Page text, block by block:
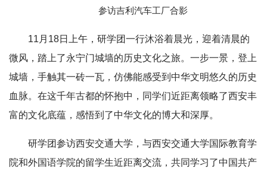
参访吉利汽车工厂合影
11月18日上午，研学团一行沐浴着晨光，迎着清晨的
微风，踏上了永宁门城墙的历史文化之旅。一步一景，登上
城墙，手触其一砖一瓦，仿佛能感受到中华文明悠久的历史
血脉。在这千年古都的怀抱中，同学们近距离领略了西安丰
富的文化底蕴，感悟到了中华文化的博大和深厚。
研学团参访西安交通大学，与西安交通大学国际教育学
院和外国语学院的留学生近距离交流，共同学习了中国共产